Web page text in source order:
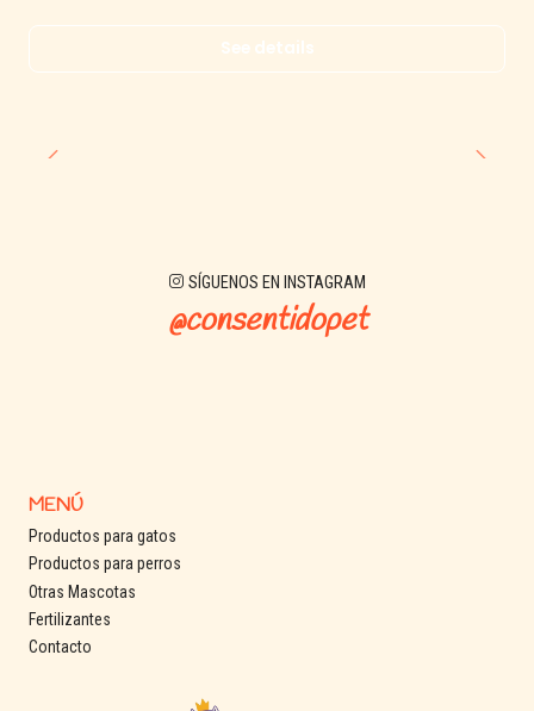
See details
SÍGUENOS EN INSTAGRAM
@consentidopet
MENÚ
Productos para gatos
Productos para perros
Otras Mascotas
Fertilizantes
Contacto